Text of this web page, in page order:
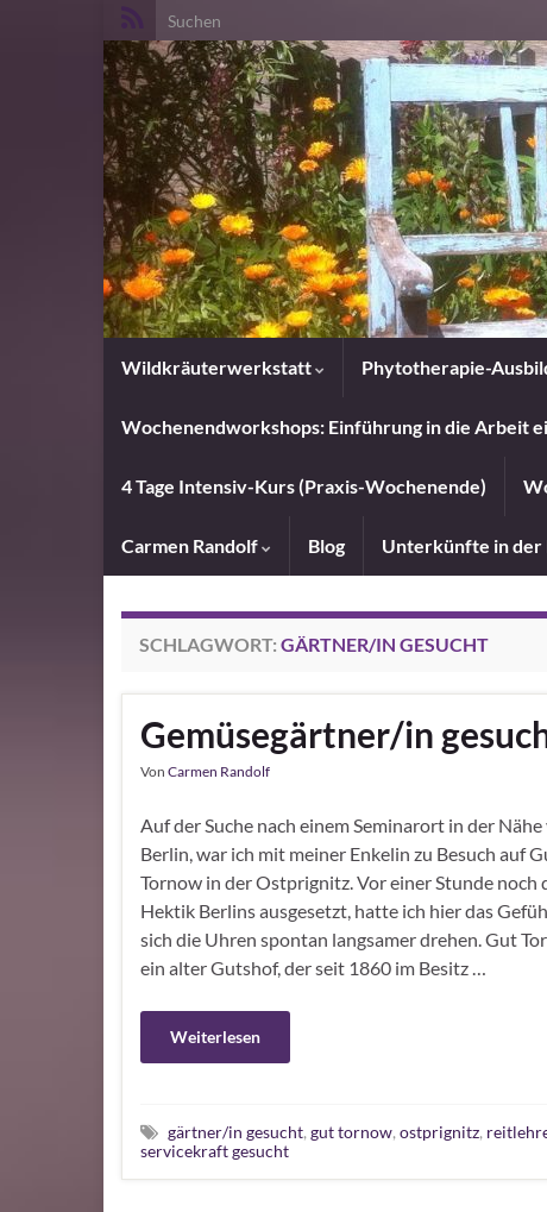
Search for:
Wildkräuterwerkstatt Phytotherapie-
Wochenendworkshops: Einführung in die Arbeit
4 Tage Intensiv-Kurs (Praxis-Wochenende)
Carmen Randolf Blog Unterkünfte in der
SCHLAGWORT: GÄRTNER/IN GESUCHT
Gemüsegärtner/in
Von Carmen Randolf
Auf der Suche nach einem Seminarort in der Nähe
Berlin, war ich mit meiner Enkelin zu Besuch auf
Tornow in der Ostprignitz. Vor einer Stunde noch
Hektik Berlins ausgesetzt, hatte ich hier das
sich die Uhren spontan langsamer drehen. Gut
ein alter Gutshof, der seit 1860 im Besitz …
Weiterlesen
gärtner/in gesucht, gut tornow, ostprignitz,
servicekraft gesucht